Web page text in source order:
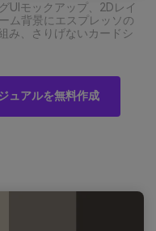
UIモックアップ、2Dレイ
ム背景にエスプレッソの
み、さりげないカードシ
ュアルを無料作成